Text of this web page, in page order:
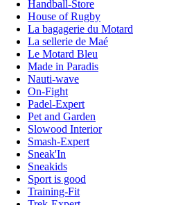
Handball-Store
House of Rugby
La bagagerie du Motard
La sellerie de Maé
Le Motard Bleu
Made in Paradis
Nauti-wave
On-Fight
Padel-Expert
Pet and Garden
Slowood Interior
Smash-Expert
Sneak'In
Sneakids
Sport is good
Training-Fit